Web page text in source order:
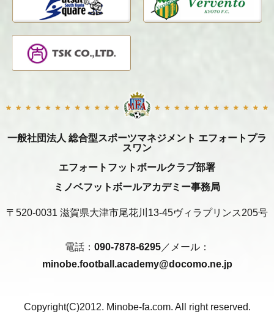
一般社団法人 総合型スポーツマネジメント エフォートプラ
スワン
エフォートフットボールクラブ部署
ミノベフットボールアカデミー事務局
〒520-0031 滋賀県大津市尾花川13-45ヴィラプリンス205号
電話： 090-7878-6295／メール：
minobe.football.academy@docomo.ne.jp
Copyright(C)2012. Minobe-fa.com. All right reserved.